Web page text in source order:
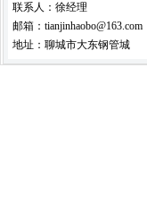
联系人：徐经理
邮箱：tianjinhaobo@163.com
地址：聊城市大东钢管城